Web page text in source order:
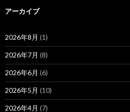
アーカイブ
2026年8月 (1)
2026年7月 (8)
2026年6月 (6)
2026年5月 (10)
2026年4月 (7)